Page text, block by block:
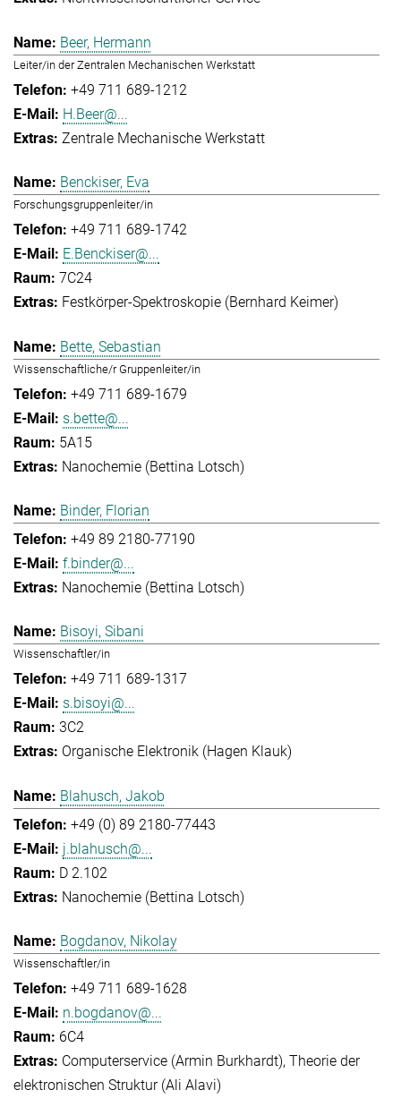
Beer, Hermann
Leiter/in der Zentralen Mechanischen Werkstatt
+49 711 689-1212
H.Beer@...
Zentrale Mechanische Werkstatt
Benckiser, Eva
Forschungsgruppenleiter/in
+49 711 689-1742
E.Benckiser@...
7C24
Festkörper-Spektroskopie (Bernhard Keimer)
Bette, Sebastian
Wissenschaftliche/r Gruppenleiter/in
+49 711 689-1679
s.bette@...
5A15
Nanochemie (Bettina Lotsch)
Binder, Florian
+49 89 2180-77190
f.binder@...
Nanochemie (Bettina Lotsch)
Bisoyi, Sibani
Wissenschaftler/in
+49 711 689-1317
s.bisoyi@...
3C2
Organische Elektronik (Hagen Klauk)
Blahusch, Jakob
+49 (0) 89 2180-77443
j.blahusch@...
D 2.102
Nanochemie (Bettina Lotsch)
Bogdanov, Nikolay
Wissenschaftler/in
+49 711 689-1628
n.bogdanov@...
6C4
Computerservice (Armin Burkhardt) Theorie der
elektronischen Struktur (Ali Alavi)